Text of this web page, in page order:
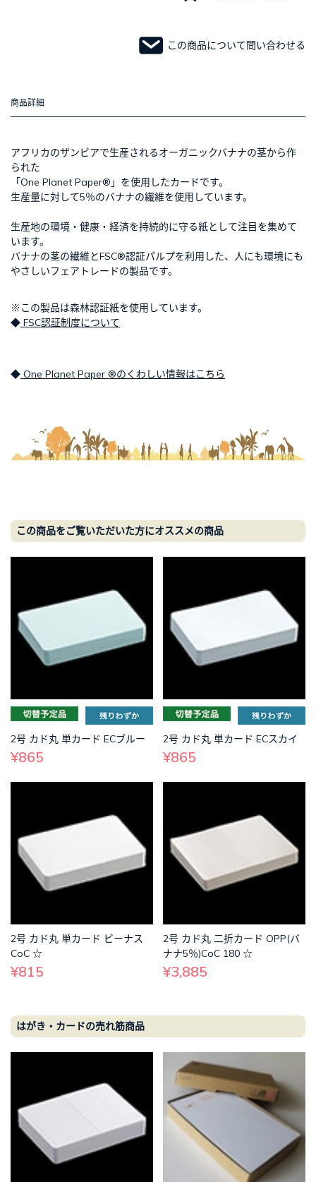
この商品について問い合わせる
商品詳細
アフリカのザンビアで生産されるオーガニックバナナの茎から作
られた
「One Planet Paper®」を使用したカードです。
生産量に対して5％のバナナの繊維を使用しています。
生産地の環境・健康・経済を持続的に守る紙として注目を集めて
います。
バナナの茎の繊維とFSC®認証パルプを利用した、人にも環境にも
やさしいフェアトレードの製品です。
※この製品は森林認証紙を使用しています。
◆ FSC認証制度について
◆ One Planet Paper ®のくわしい情報はこちら
この商品をご覧いただいた方にオススメの商品
2号 カド丸 単カード ECブルー
¥865
2号 カド丸 単カード ECスカイ
¥865
2号 カド丸 単カード ビーナス
CoC ☆
¥815
2号 カド丸 二折カード OPP(バ
ナナ5％)CoC 180 ☆
¥3,885
はがき・カードの売れ筋商品